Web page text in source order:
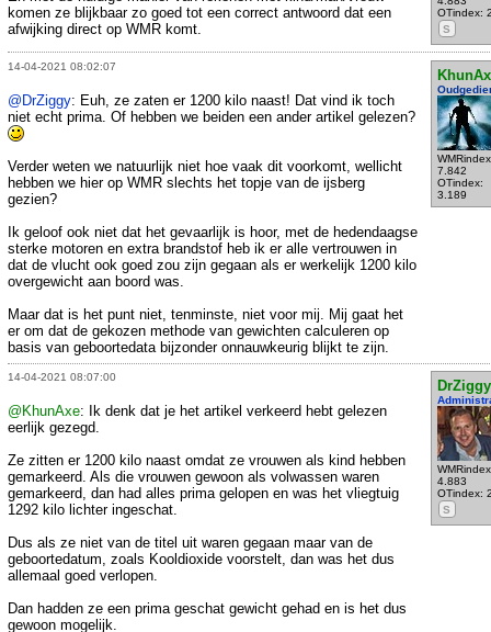
OTindex:
S
komen ze blijkbaar zo goed tot een correct antwoord dat een
afwijking direct op WMR komt.
14-04-2021 08:02:07
7.842
OTindex:
3.189
@DrZiggy: Euh, ze zaten er 1200 kilo naast! Dat vind ik toch
niet echt prima. Of hebben we beiden een ander artikel gelezen?
Verder weten we natuurlijk niet hoe vaak dit voorkomt, wellicht
hebben we hier op WMR slechts het topje van de ijsberg
gezien?
Ik geloof ook niet dat het gevaarlijk is hoor, met de hedendaagse
sterke motoren en extra brandstof heb ik er alle vertrouwen in
dat de vlucht ook goed zou zijn gegaan als er werkelijk 1200 kilo
overgewicht aan boord was.
Maar dat is het punt niet, tenminste, niet voor mij. Mij gaat het
er om dat de gekozen methode van gewichten calculeren op
basis van geboortedata bijzonder onnauwkeurig blijkt te zijn.
14-04-2021 08:07:00
DrZiggy
4.883
OTindex:
S
@KhunAxe: Ik denk dat je het artikel verkeerd hebt gelezen
eerlijk gezegd.
Ze zitten er 1200 kilo naast omdat ze vrouwen als kind hebben
gemarkeerd. Als die vrouwen gewoon als volwassen waren
gemarkeerd, dan had alles prima gelopen en was het vliegtuig
1292 kilo lichter ingeschat.
Dus als ze niet van de titel uit waren gegaan maar van de
geboortedatum, zoals Kooldioxide voorstelt, dan was het dus
allemaal goed verlopen.
Dan hadden ze een prima geschat gewicht gehad en is het dus
gewoon mogelijk.